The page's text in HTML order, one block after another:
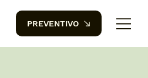
PREVENTIVO